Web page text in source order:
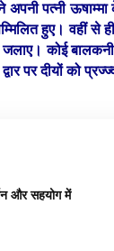
अपनी पत्नी
हुए। वहीं
कोई
पर दीयों को
और सहयोग में